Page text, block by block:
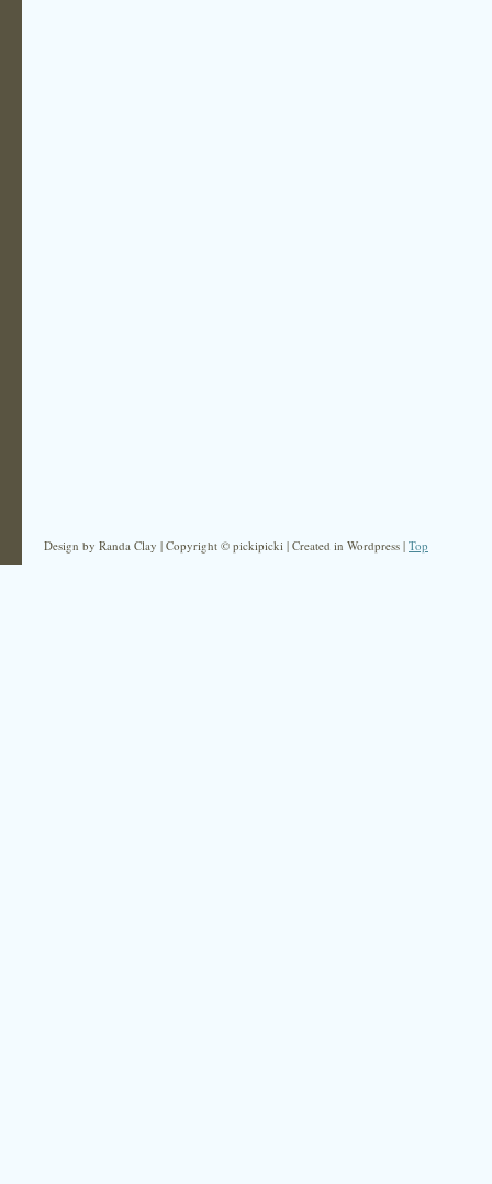
Design by Randa Clay | Copyright © pickipicki | Created in Wordpress | Top